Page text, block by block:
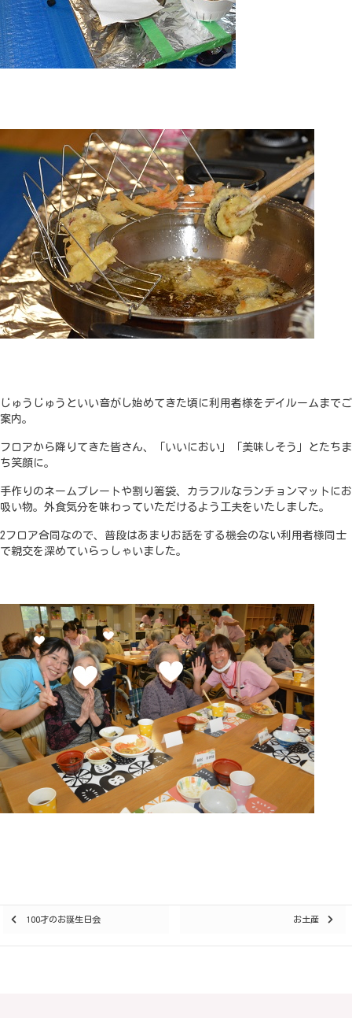
じゅうじゅうといい音がし始めてきた頃に利用者様をデイルームまでご
案内。
フロアから降りてきた皆さん、「いいにおい」「美味しそう」とたちま
ち笑顔に。
手作りのネームプレートや割り箸袋、カラフルなランチョンマットにお
吸い物。外食気分を味わっていただけるよう工夫をいたしました。
2フロア合同なので、普段はあまりお話をする機会のない利用者様同士
で親交を深めていらっしゃいました。
Posts100才のお誕生日会 お土産